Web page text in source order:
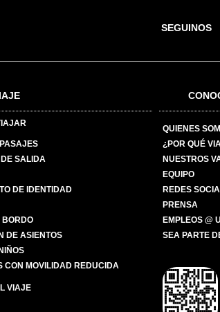
SEGUINOS
SALIDA
DE IDENTIDAD
DE ASIENTOS
CON MOVILIDAD REDUCIDA
VIAJE
QUIENES
¿POR QUÉ
NUESTROS
EQUIPO
REDES
PRENSA
EMPLEOS @
SEA PARTE